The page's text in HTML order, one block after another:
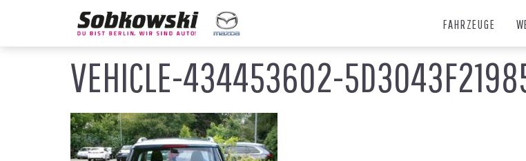
FAHRZEUGE
VEHICLE-434453602-